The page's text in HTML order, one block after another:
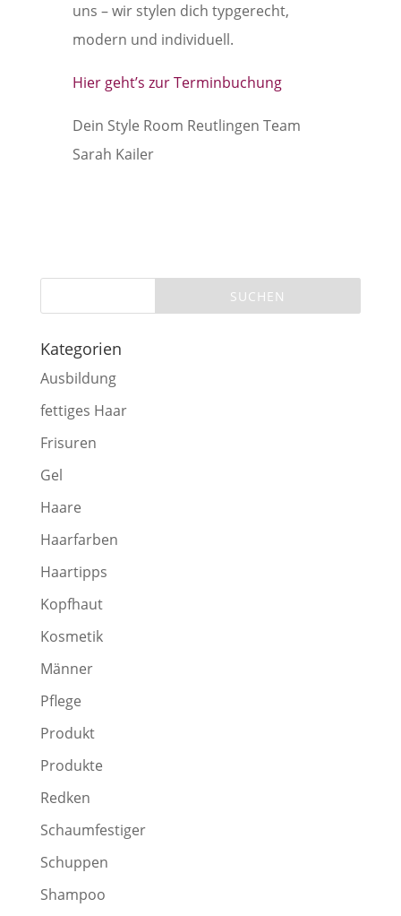
uns – wir stylen dich typgerecht,
modern und individuell.
Hier geht’s zur Terminbuchung
Dein Style Room Reutlingen Team
Sarah Kailer
Kategorien
Ausbildung
fettiges Haar
Frisuren
Gel
Haare
Haarfarben
Haartipps
Kopfhaut
Kosmetik
Männer
Pflege
Produkt
Produkte
Redken
Schaumfestiger
Schuppen
Shampoo